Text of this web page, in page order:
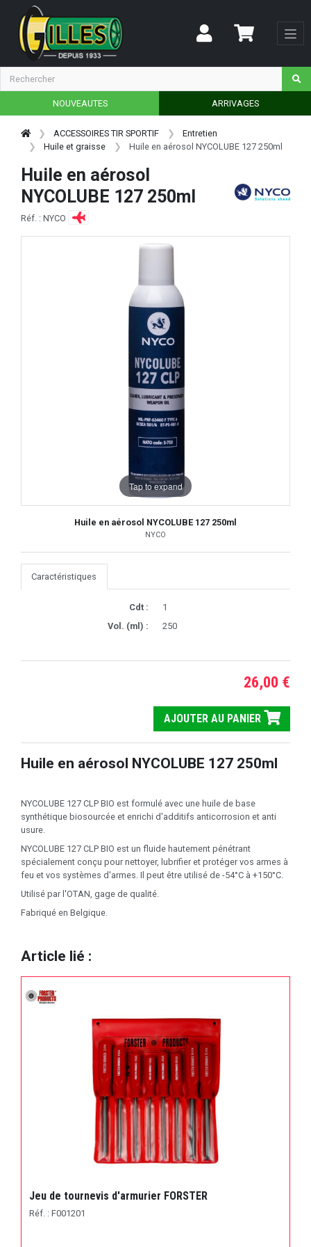
NOUVEAUTES ARRIVAGES
ACCESSOIRES TIR SPORTIF
Entretien
Huile et graisse
Huile en aérosol NYCOLUBE 127 250ml
Huile en aérosol
NYCOLUBE 127 250ml
Réf. : NYCO
Tap to expand
Huile en aérosol NYCOLUBE 127 250ml
NYCO
Caractéristiques
Cdt :
1
Vol. (ml) :
250
26,00 €
AJOUTER AU PANIER
Huile en aérosol NYCOLUBE 127 250ml
NYCOLUBE 127 CLP BIO est formulé avec une huile de base
synthétique biosourcée et enrichi d'additifs anticorrosion et anti
usure.
NYCOLUBE 127 CLP BIO est un fluide hautement pénétrant
spécialement conçu pour nettoyer, lubrifier et protéger vos armes à
feu et vos systèmes d'armes. Il peut être utilisé de -54°C à +150°C.
Utilisé par l'OTAN, gage de qualité.
Fabriqué en Belgique.
Article lié :
Jeu de tournevis d'armurier FORSTER
Réf. : F001201